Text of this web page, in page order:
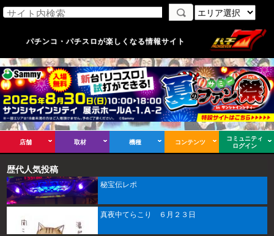
パチンコ・パチスロが楽しくなる情報サイト
店舗 取材 機種 コンテンツ
コミュニティ
ログイン
歴代人気投稿
秘宝伝レポ
真夜中てらこり ６月２３日